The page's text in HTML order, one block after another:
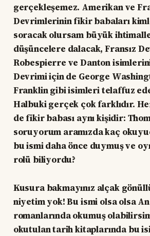
gerçekleşemez. Amerikan ve
Devrimlerinin fikir babaları
soracak olursam büyük
düşüncelere dalacak, Fransız
Robespierre ve Danton
Devrimi için de George
Franklin gibi isimleri telaffuz
Halbuki gerçek çok farklıdır.
de fikir babası aynı kişidir:
soruyorum aramızda kaç
bu ismi daha önce duymuş ve
rolü biliyordu?
Kusura bakmayınız alçak
niyetim yok! Bu ismi olsa olsa
romanlarında okumuş
okutulan tarih kitaplarında bu